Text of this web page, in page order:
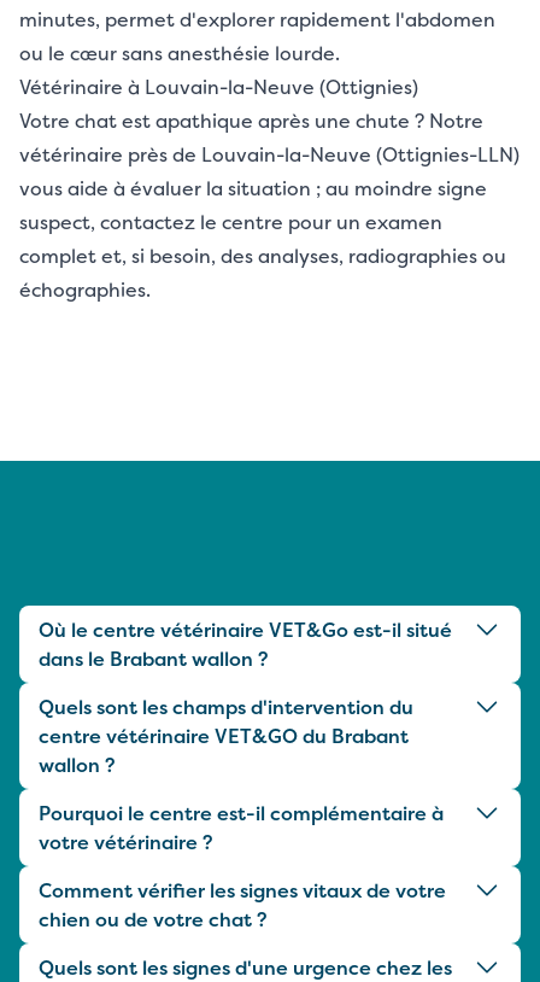
minutes, permet d'explorer rapidement l'abdomen
ou le cœur sans anesthésie lourde.
Vétérinaire à Louvain-la-Neuve (Ottignies)
Votre chat est apathique après une chute ? Notre
vétérinaire près de Louvain-la-Neuve (Ottignies-LLN)
vous aide à évaluer la situation ; au moindre signe
suspect, contactez le centre pour un examen
complet et, si besoin, des analyses, radiographies ou
échographies.
Où le centre vétérinaire VET&Go est-il situé
dans le Brabant wallon ?
Quels sont les champs d'intervention du
centre vétérinaire VET&GO du Brabant
wallon ?
Pourquoi le centre est-il complémentaire à
votre vétérinaire ?
Comment vérifier les signes vitaux de votre
chien ou de votre chat ?
Quels sont les signes d'une urgence chez les